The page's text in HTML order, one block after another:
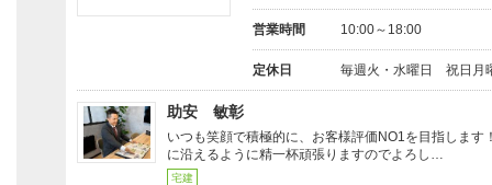
営業時間 10:00～18:00
定休日 毎週火・水曜日 祝日月
助安 敏彰
いつも笑顔で積極的に、お客様評価NO1を目指します
に沿えるように精一杯頑張りますのでよろし…
宅建